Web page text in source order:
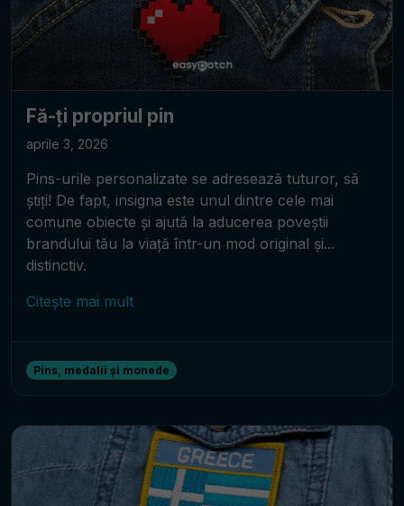
Fă-ți propriul pin
aprile 3, 2026
Pins-urile personalizate se adresează tuturor, să
știți! De fapt, insigna este unul dintre cele mai
comune obiecte și ajută la aducerea poveștii
brandului tău la viață într-un mod original și...
distinctiv.
Citește mai mult
Pins, medalii și monede